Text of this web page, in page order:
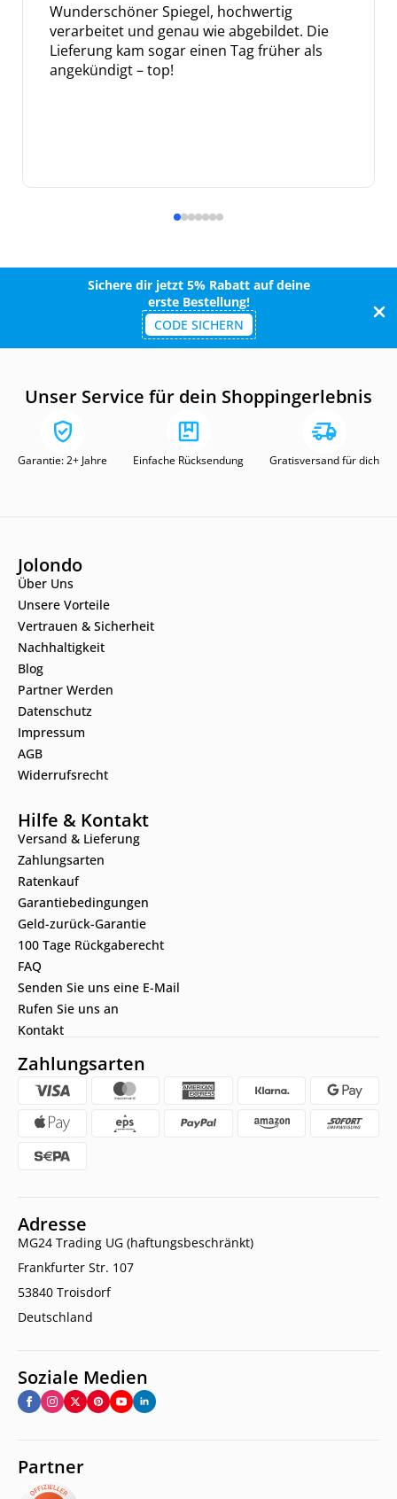
Wunderschöner Spiegel, hochwertig
verarbeitet und genau wie abgebildet. Die
Lieferung kam sogar einen Tag früher als
angekündigt – top!
Sichere dir jetzt 5% Rabatt auf deine
erste Bestellung!
CODE SICHERN
Unser Service für dein Shoppingerlebnis
Garantie: 2+ Jahre Einfache Rücksendung Gratisversand für dich
Jolondo
Über Uns
Unsere Vorteile
Vertrauen & Sicherheit
Nachhaltigkeit
Blog
Partner Werden
Datenschutz
Impressum
AGB
Widerrufsrecht
Hilfe & Kontakt
Versand & Lieferung
Zahlungsarten
Ratenkauf
Garantiebedingungen
Geld-zurück-Garantie
100 Tage Rückgaberecht
FAQ
Senden Sie uns eine E-Mail
Rufen Sie uns an
Kontakt
Zahlungsarten
Adresse
MG24 Trading UG (haftungsbeschränkt)
Frankfurter Str. 107
53840 Troisdorf
Deutschland
Soziale Medien
Partner